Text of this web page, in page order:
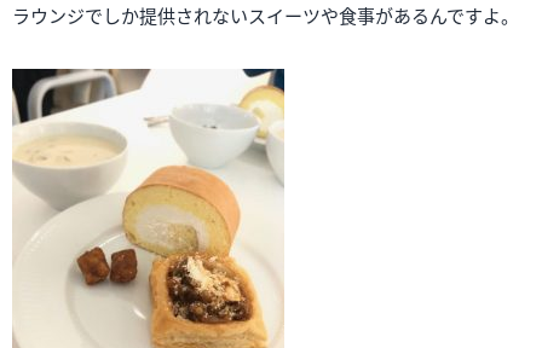
ラウンジでしか提供されないスイーツや食事があるんですよ。